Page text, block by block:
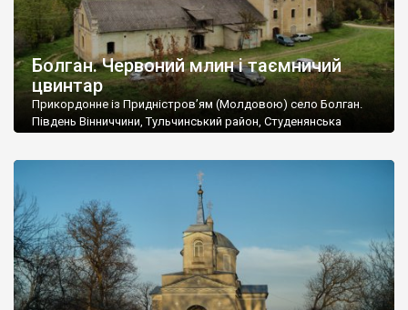
Болган. Червоний млин і таємничий
цвинтар
Прикордонне із Придністров’ям (Молдовою) село Болган.
Південь Вінниччини, Тульчинський район, Студенянська
старовинний цвинтар із кам’яними хрестами. Всі епітафії, які
збереглися, написані кирилицею, церковнослов’янською
мовою. За всіма традиційними ознаками – цвинтар
український. Хрести датуються 19 століттям. У 1924-1940
роках Болган […]